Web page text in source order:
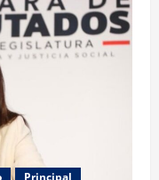
Principal